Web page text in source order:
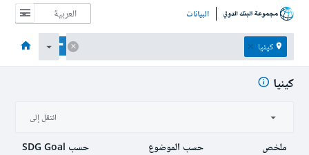
البيانات
الصفحة الرئيسية البيانات والموارد نبذة عن كينيا
كينيا
انتقل إلى
ملخص حسب الموضوع حسب SDG Goal